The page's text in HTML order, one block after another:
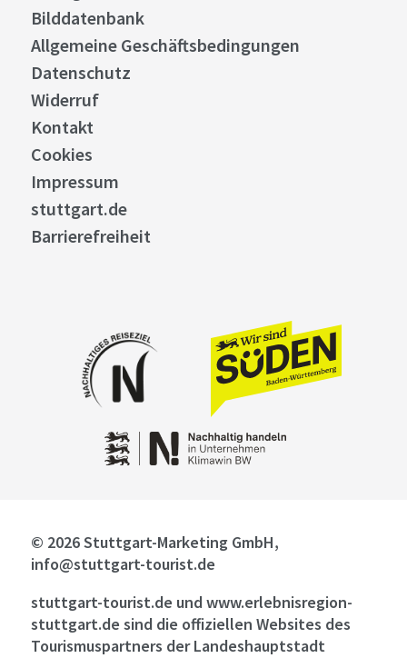
Bilddatenbank
Allgemeine Geschäftsbedingungen
Datenschutz
Widerruf
Kontakt
Cookies
Impressum
stuttgart.de
Barrierefreiheit
© 2026 Stuttgart-Marketing GmbH,
info@stuttgart-tourist.de
stuttgart-tourist.de und www.erlebnisregion-
stuttgart.de sind die offiziellen Websites des
Tourismuspartners der Landeshauptstadt